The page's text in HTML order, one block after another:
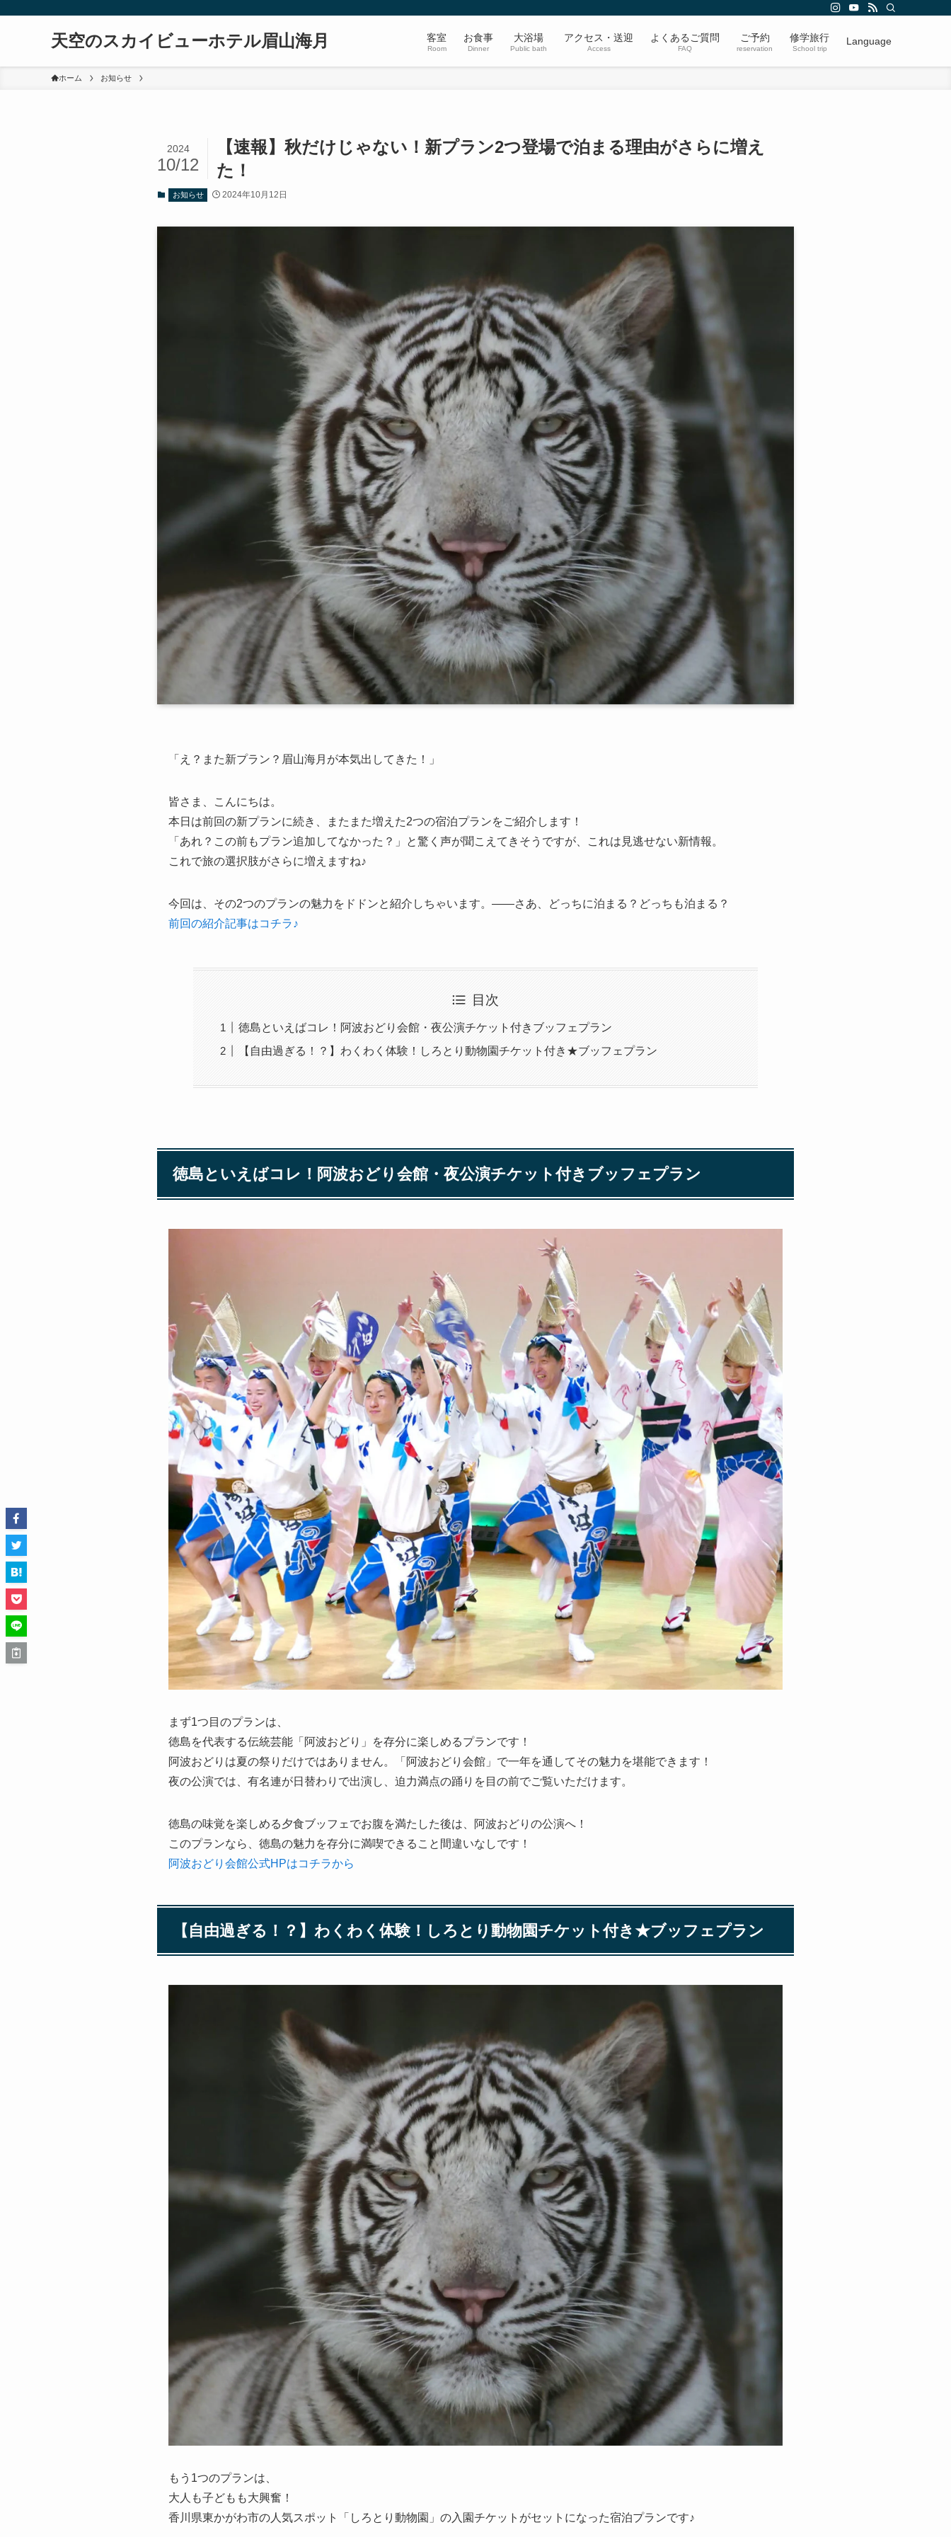
天空のスカイビューホテル眉山海月 客室
Room
お食事
Dinner
大浴場
Public bath
アクセス・送迎
Access
よくあるご質問
FAQ
ご予約
reservation
修学旅行
School trip
Language
ホーム お知らせ
【速報】秋だけじゃない！新プラン2つ登場で泊まる理由がさらに増え
た！
2024
10/12
お知らせ 2024年10月12日
「え？また新プラン？眉山海月が本気出してきた！」
皆さま、こんにちは。
本日は前回の新プランに続き、またまた増えた2つの宿泊プランをご紹介します！
「あれ？この前もプラン追加してなかった？」と驚く声が聞こえてきそうですが、これは見逃せない新情報。
これで旅の選択肢がさらに増えますね♪
今回は、その2つのプランの魅力をドドンと紹介しちゃいます。――さあ、どっちに泊まる？どっちも泊まる？
前回の紹介記事はコチラ♪
目次
徳島といえばコレ！阿波おどり会館・夜公演チケット付きブッフェプラン
【自由過ぎる！？】わくわく体験！しろとり動物園チケット付き★ブッフェプラン
徳島といえばコレ！阿波おどり会館・夜公演チケット付きブッフェプラン
まず1つ目のプランは、
徳島を代表する伝統芸能「阿波おどり」を存分に楽しめるプランです！
阿波おどりは夏の祭りだけではありません。「阿波おどり会館」で一年を通してその魅力を堪能できます！
夜の公演では、有名連が日替わりで出演し、迫力満点の踊りを目の前でご覧いただけます。
徳島の味覚を楽しめる夕食ブッフェでお腹を満たした後は、阿波おどりの公演へ！
このプランなら、徳島の魅力を存分に満喫できること間違いなしです！
阿波おどり会館公式HPはコチラから
【自由過ぎる！？】わくわく体験！しろとり動物園チケット付き★ブッフェプラン
もう1つのプランは、
大人も子どもも大興奮！
香川県東かがわ市の人気スポット「しろとり動物園」の入園チケットがセットになった宿泊プランです♪